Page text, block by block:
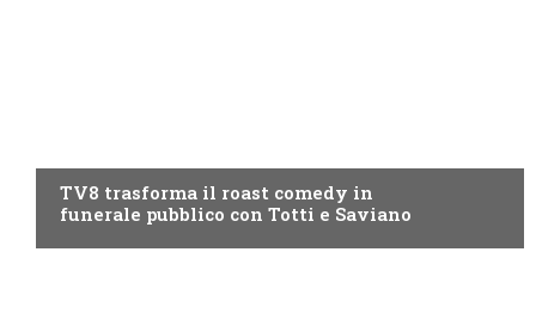
TV8 trasforma il roast comedy in
funerale pubblico con Totti e Saviano